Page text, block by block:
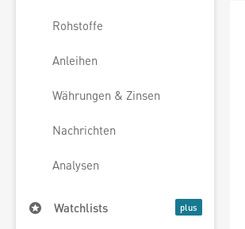
Rohstoffe
Anleihen
Währungen & Zinsen
Nachrichten
Analysen
Watchlists